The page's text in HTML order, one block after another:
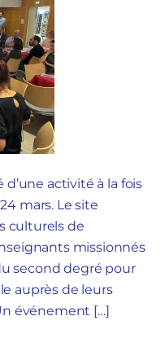
d’une activité à la fois
mars. Le site
culturels de
missionnés
second degré pour
auprès de leurs
événement […]